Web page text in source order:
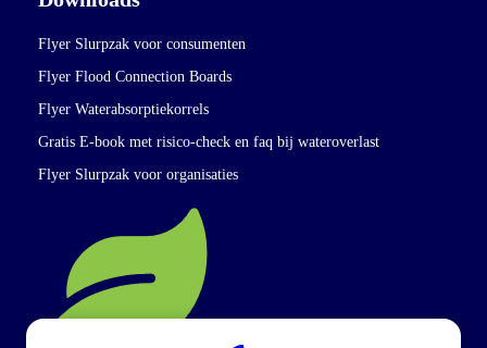
Flyer Slurpzak voor consumenten
Flyer Flood Connection Boards
Flyer Waterabsorptiekorrels
Gratis E-book met risico-check en faq bij wateroverlast
Flyer Slurpzak voor organisaties